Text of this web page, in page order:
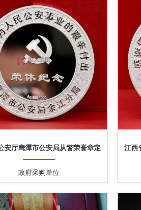
安厅鹰潭市公安局从警荣誉章定
做
政府采购单位
江西